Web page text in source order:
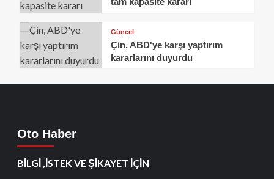
Güncel
Çin, ABD'ye karşı yaptırım
kararlarını duyurdu
Oto Haber
BİLGİ ,İSTEK VE ŞİKAYET İÇİN